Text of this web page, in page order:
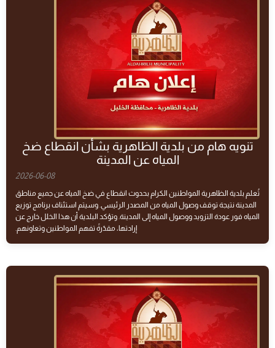
تنويه هام من بلدية الظاهرية بشأن انقطاع ضخ
المياه عن المدينة
2026-06-08
تُعلم بلدية الظاهرية المواطنين الكرام بحدوث انقطاع في ضخ المياه عن جميع مناطق
المدينة نتيجة توقف وصول المياه من المصدر الرئيسي. وسيتم استئناف برنامج توزيع
المياه فور عودة التزويد ووصول المياه إلى المدينة. وتؤكد البلدية أن هذا الخلل خارج عن
إرادتها، مقدّرةً تفهم المواطنين وتعاونهم.